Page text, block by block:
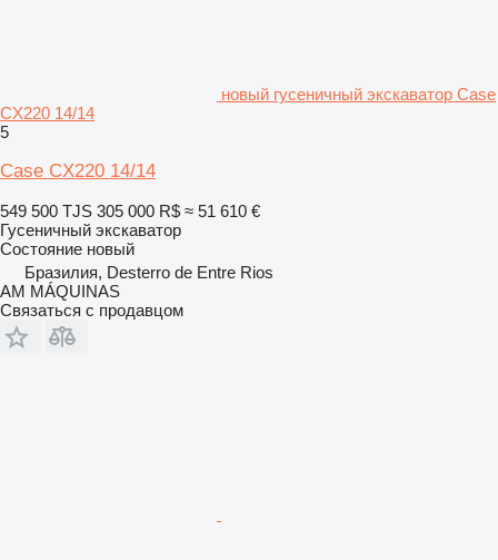
новый гусеничный экскаватор Case
CX220 14/14
5
Case CX220 14/14
549 500 TJS 305 000 R$ ≈ 51 610 €
Гусеничный экскаватор
Состояние новый
Бразилия, Desterro de Entre Rios
AM MÁQUINAS
Связаться с продавцом